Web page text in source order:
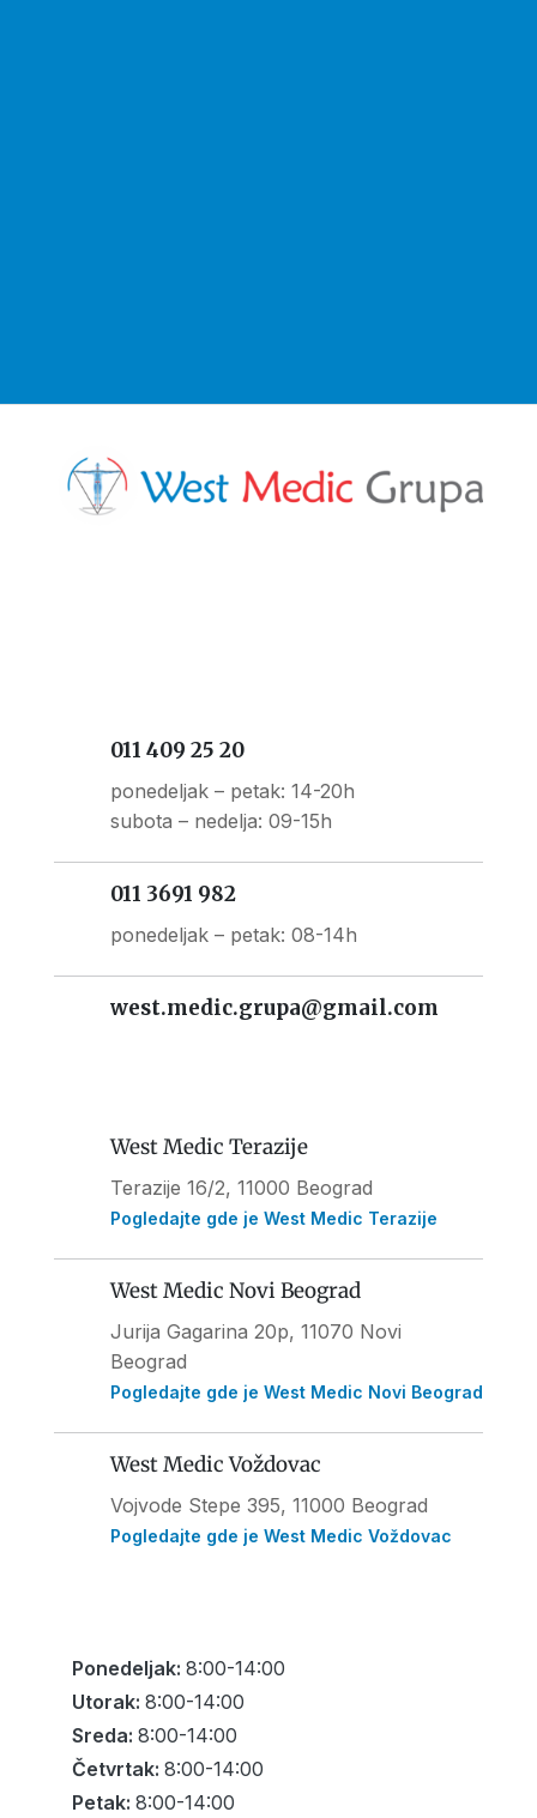
011 409 25 20
ponedeljak – petak: 14-20h
subota – nedelja: 09-15h
011 3691 982
ponedeljak – petak: 08-14h
west.medic.grupa@gmail.com
West Medic Terazije
Terazije 16/2, 11000 Beograd
Pogledajte gde je West Medic Terazije
West Medic Novi Beograd
Jurija Gagarina 20p, 11070 Novi
Beograd
Pogledajte gde je West Medic Novi Beograd
West Medic Voždovac
Vojvode Stepe 395, 11000 Beograd
Pogledajte gde je West Medic Voždovac
Ponedeljak: 8:00-14:00
Utorak: 8:00-14:00
Sreda: 8:00-14:00
Četvrtak: 8:00-14:00
Petak: 8:00-14:00